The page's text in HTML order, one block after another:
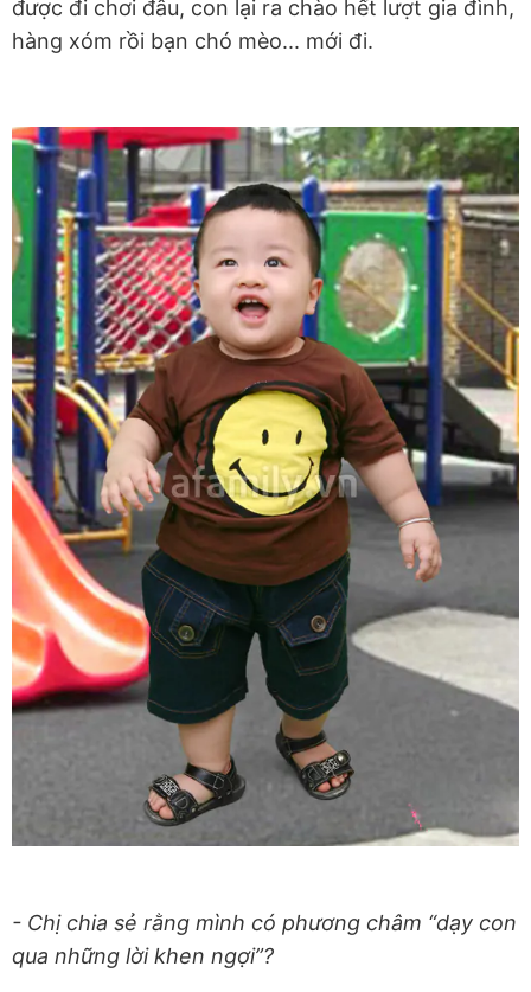
được đi chơi đâu, con lại ra chào hết lượt gia đình,
hàng xóm rồi bạn chó mèo... mới đi.
- Chị chia sẻ rằng mình có phương châm “dạy con
qua những lời khen ngợi”?